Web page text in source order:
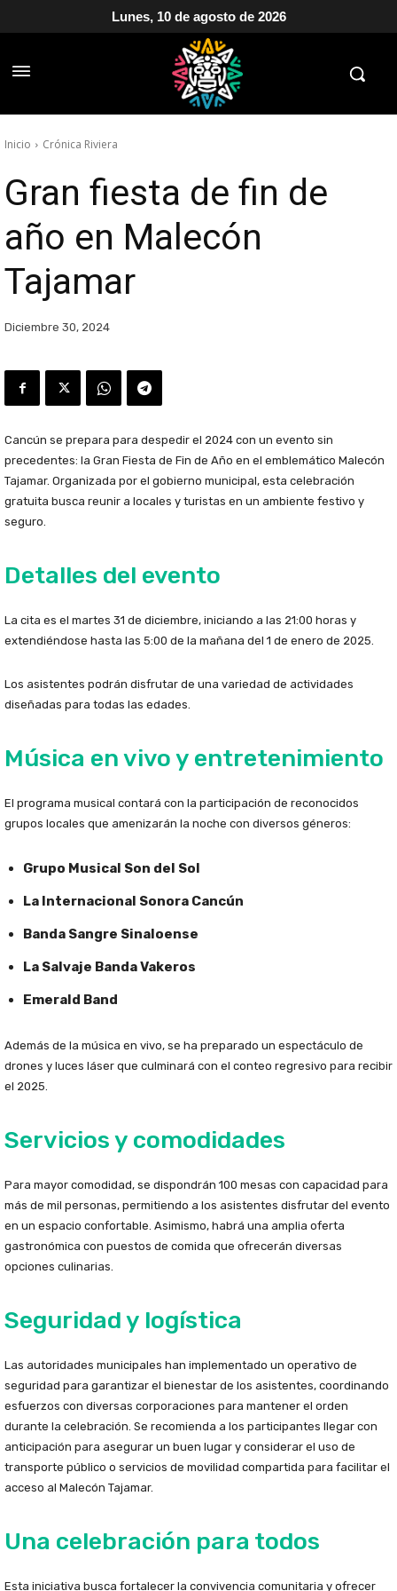
Lunes, 10 de agosto de 2026
Inicio Crónica Riviera
Gran fiesta de fin de
año en Malecón
Tajamar
Diciembre 30, 2024
Cancún se prepara para despedir el 2024 con un evento sin
precedentes: la Gran Fiesta de Fin de Año en el emblemático Malecón
Tajamar. Organizada por el gobierno municipal, esta celebración
gratuita busca reunir a locales y turistas en un ambiente festivo y
seguro.
Detalles del evento
La cita es el martes 31 de diciembre, iniciando a las 21:00 horas y
extendiéndose hasta las 5:00 de la mañana del 1 de enero de 2025.
Los asistentes podrán disfrutar de una variedad de actividades
diseñadas para todas las edades.
Música en vivo y entretenimiento
El programa musical contará con la participación de reconocidos
grupos locales que amenizarán la noche con diversos géneros:
Grupo Musical Son del Sol
La Internacional Sonora Cancún
Banda Sangre Sinaloense
La Salvaje Banda Vakeros
Emerald Band
Además de la música en vivo, se ha preparado un espectáculo de
drones y luces láser que culminará con el conteo regresivo para recibir
el 2025.
Servicios y comodidades
Para mayor comodidad, se dispondrán 100 mesas con capacidad para
más de mil personas, permitiendo a los asistentes disfrutar del evento
en un espacio confortable. Asimismo, habrá una amplia oferta
gastronómica con puestos de comida que ofrecerán diversas
opciones culinarias.
Seguridad y logística
Las autoridades municipales han implementado un operativo de
seguridad para garantizar el bienestar de los asistentes, coordinando
esfuerzos con diversas corporaciones para mantener el orden
durante la celebración. Se recomienda a los participantes llegar con
anticipación para asegurar un buen lugar y considerar el uso de
transporte público o servicios de movilidad compartida para facilitar el
acceso al Malecón Tajamar.
Una celebración para todos
Esta iniciativa busca fortalecer la convivencia comunitaria y ofrecer